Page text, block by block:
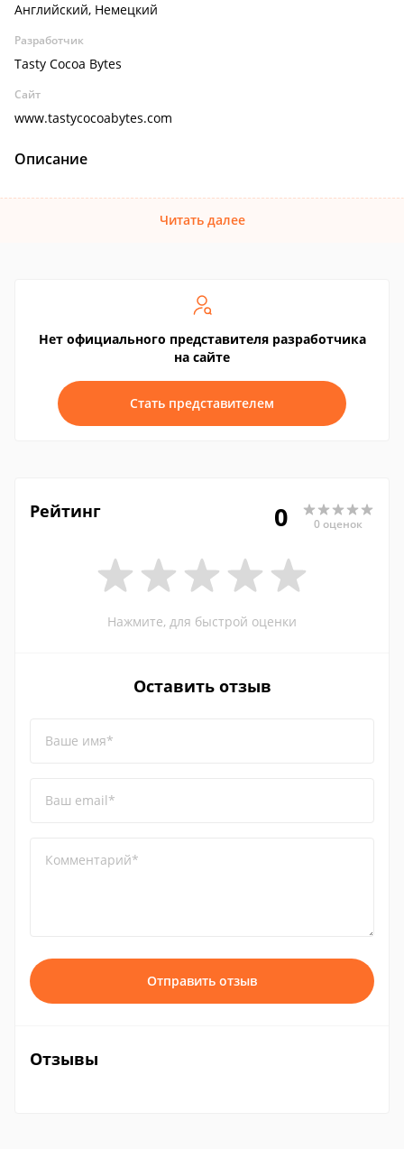
Английский, Немецкий
Разработчик
Tasty Cocoa Bytes
Сайт
www.tastycocoabytes.com
Описание
Читать далее
Нет официального представителя разработчика
на сайте
Стать представителем
Рейтинг 0 0 оценок
Нажмите, для быстрой оценки
Оставить отзыв
Ваше имя*
Ваш email*
Комментарий*
Отправить отзыв
Отзывы